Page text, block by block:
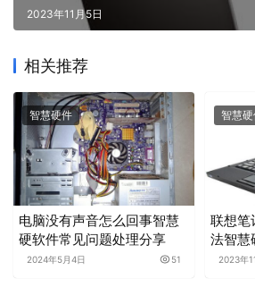
2023年11月5日
相关推荐
智慧硬件
电脑没有声音怎么回事智慧
硬软件常见问题处理分享
2024年5月4日 51
智慧
联想笔
法智慧
分享
2023年